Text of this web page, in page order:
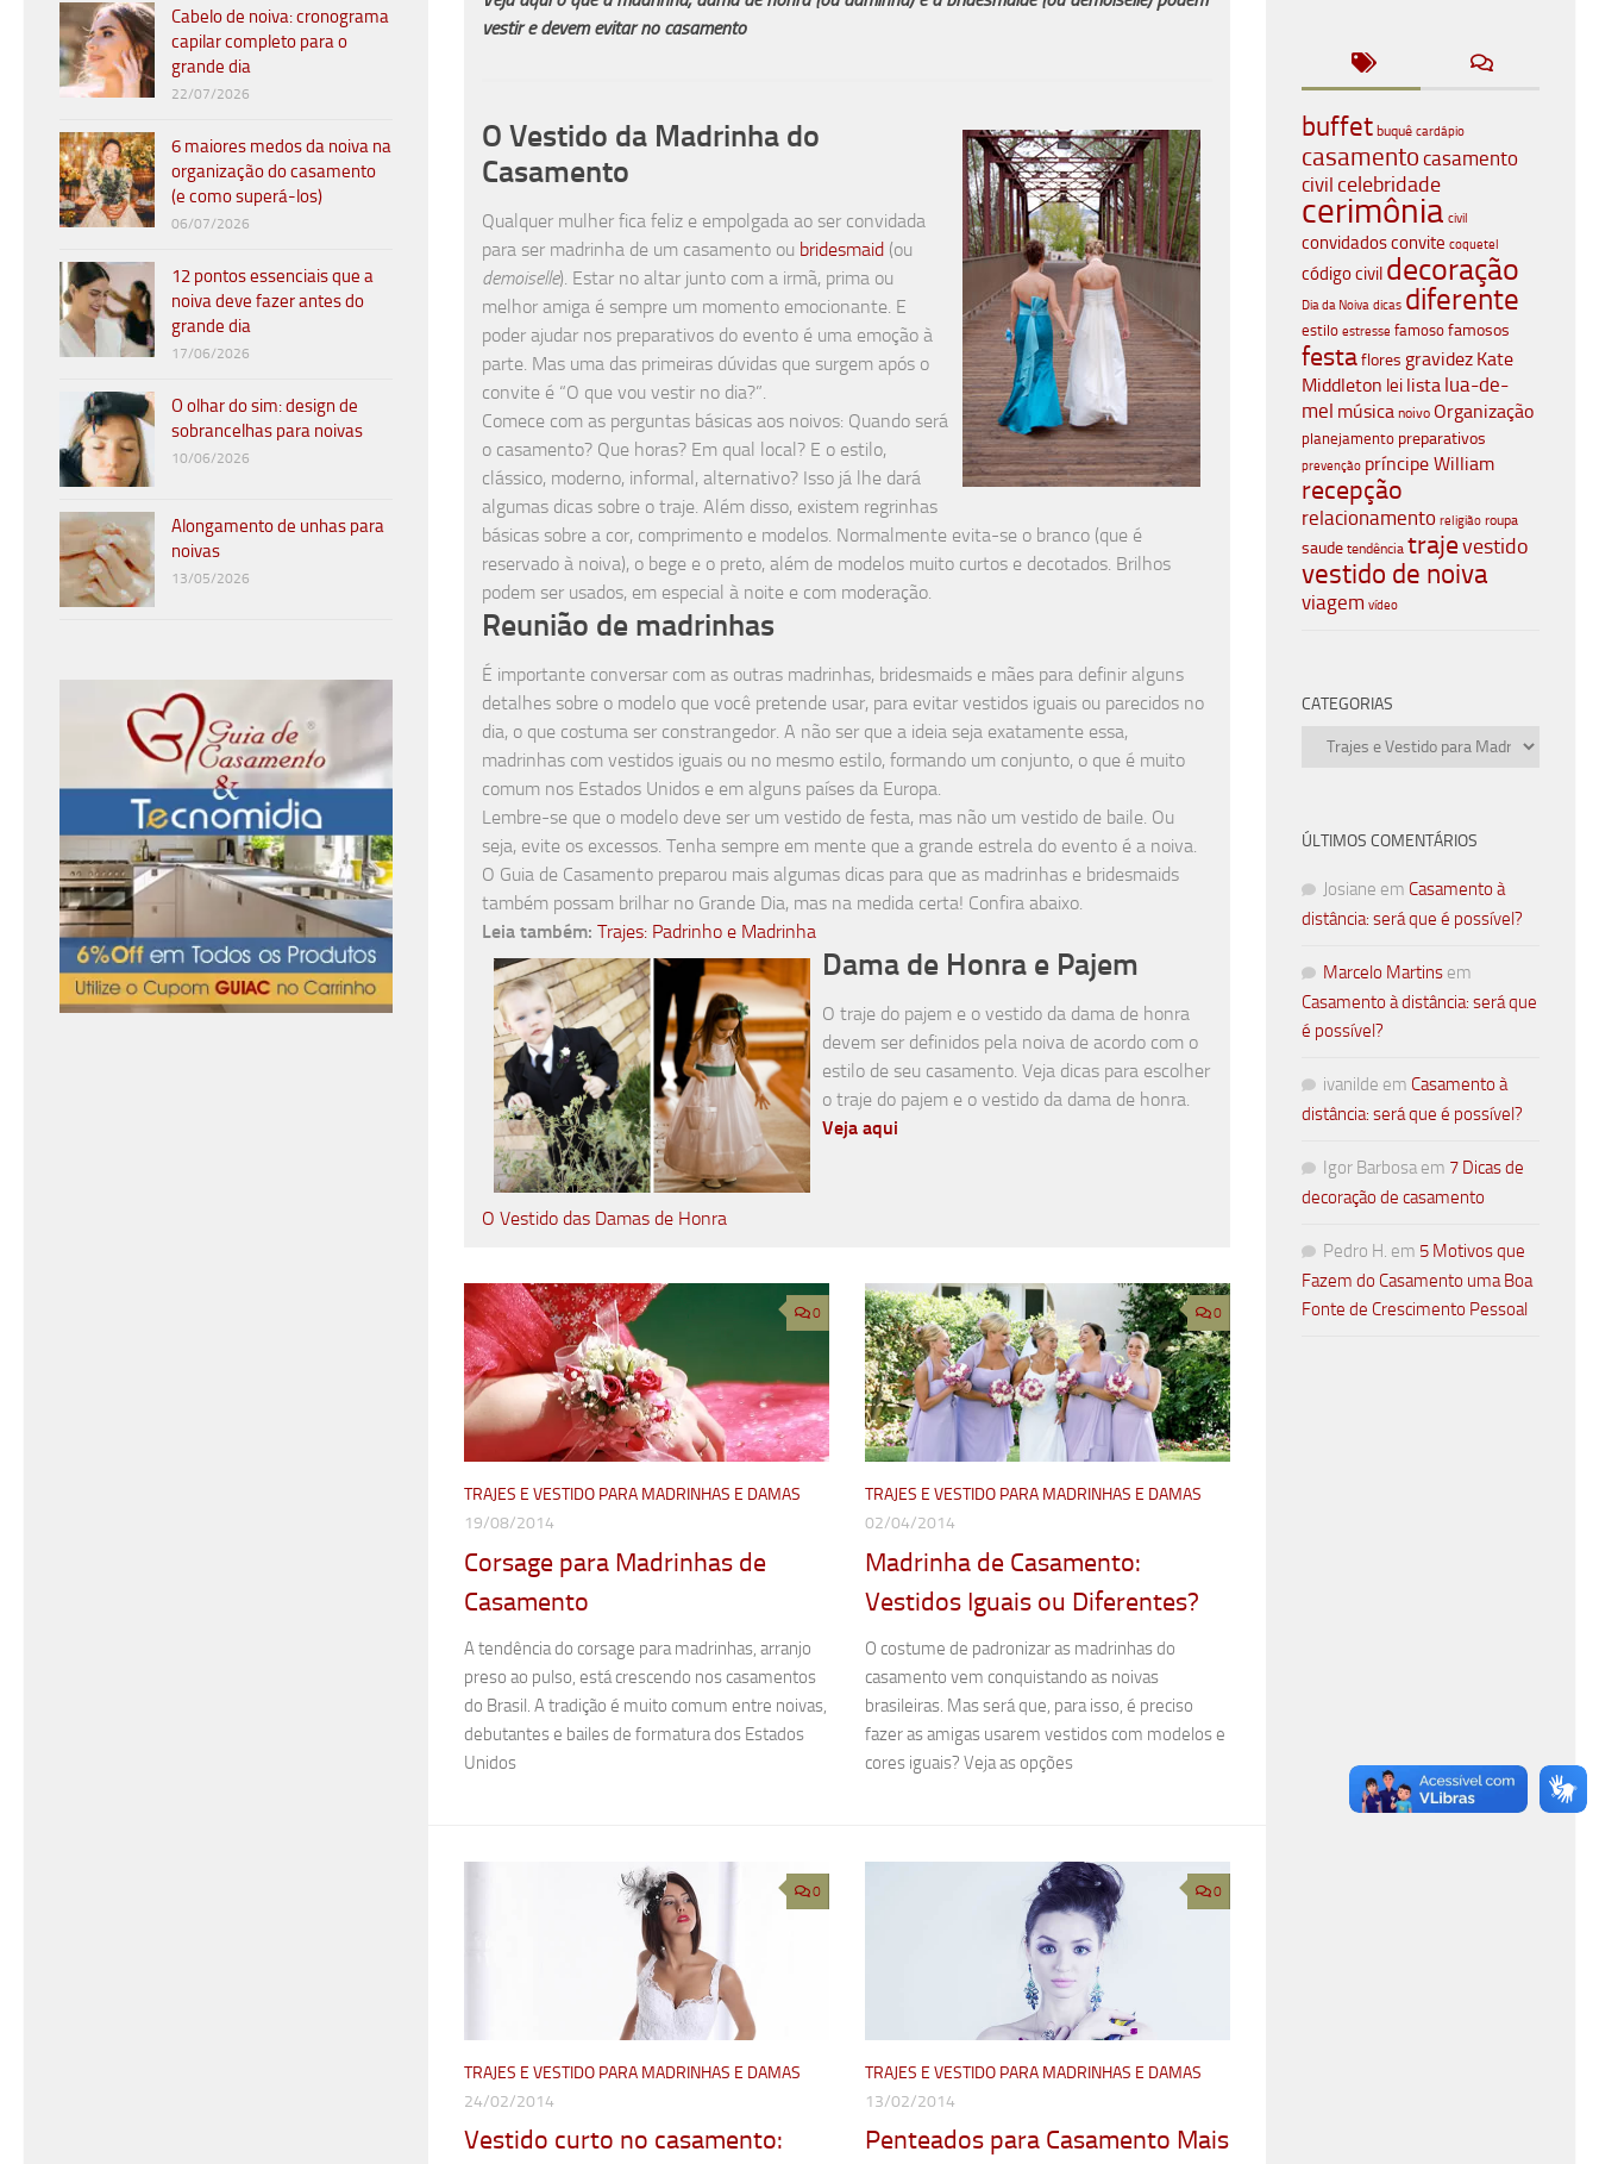
vestir e devem evitar no casamento
O Vestido da Madrinha do
Casamento
Qualquer mulher fica feliz e empolgada ao ser convidada
para ser madrinha de um casamento ou bridesmaid (ou
demoiselle). Estar no altar junto com a irmã, prima ou
melhor amiga é sempre um momento emocionante. E
poder ajudar nos preparativos do evento é uma emoção à
parte. Mas uma das primeiras dúvidas que surgem após o
convite é “O que vou vestir no dia?”.
Comece com as perguntas básicas aos noivos: Quando será
o casamento? Que horas? Em qual local? E o estilo,
clássico, moderno, informal, alternativo? Isso já lhe dará
algumas dicas sobre o traje. Além disso, existem regrinhas
básicas sobre a cor, comprimento e modelos. Normalmente evita-se o branco (que é
reservado à noiva), o bege e o preto, além de modelos muito curtos e decotados. Brilhos
podem ser usados, em especial à noite e com moderação.
Reunião de madrinhas
É importante conversar com as outras madrinhas, bridesmaids e mães para definir alguns
detalhes sobre o modelo que você pretende usar, para evitar vestidos iguais ou parecidos no
dia, o que costuma ser constrangedor. A não ser que a ideia seja exatamente essa,
madrinhas com vestidos iguais ou no mesmo estilo, formando um conjunto, o que é muito
comum nos Estados Unidos e em alguns países da Europa.
Lembre-se que o modelo deve ser um vestido de festa, mas não um vestido de baile. Ou
seja, evite os excessos. Tenha sempre em mente que a grande estrela do evento é a noiva.
O Guia de Casamento preparou mais algumas dicas para que as madrinhas e bridesmaids
também possam brilhar no Grande Dia, mas na medida certa! Confira abaixo.
Leia também: Trajes: Padrinho e Madrinha
Dama de Honra e Pajem
O traje do pajem e o vestido da dama de honra
devem ser definidos pela noiva de acordo com o
estilo de seu casamento. Veja dicas para escolher
o traje do pajem e o vestido da dama de honra.
Veja aqui
O Vestido das Damas de Honra
0
TRAJES E VESTIDO PARA MADRINHAS E DAMAS
19/08/2014
Corsage para Madrinhas de
Casamento
A tendência do corsage para madrinhas, arranjo
preso ao pulso, está crescendo nos casamentos
do Brasil. A tradição é muito comum entre noivas,
debutantes e bailes de formatura dos Estados
Unidos
0
TRAJES E VESTIDO PARA MADRINHAS E DAMAS
02/04/2014
Madrinha de Casamento:
Vestidos Iguais ou Diferentes?
O costume de padronizar as madrinhas do
casamento vem conquistando as noivas
brasileiras. Mas será que, para isso, é preciso
fazer as amigas usarem vestidos com modelos e
cores iguais? Veja as opções
0
TRAJES E VESTIDO PARA MADRINHAS E DAMAS
24/02/2014
Vestido curto no casamento:
0
TRAJES E VESTIDO PARA MADRINHAS E DAMAS
13/02/2014
Penteados para Casamento Mais
Cabelo de noiva: cronograma
capilar completo para o
grande dia
22/07/2026
6 maiores medos da noiva na
organização do casamento
(e como superá-los)
06/07/2026
12 pontos essenciais que a
noiva deve fazer antes do
grande dia
17/06/2026
O olhar do sim: design de
sobrancelhas para noivas
10/06/2026
Alongamento de unhas para
noivas
13/05/2026
buffet buquê cardápio
casamento casamento
civil celebridade
cerimônia civil
convidadosconvite coquetel
código civil decoração
Dia da Noiva dicas diferente
estilo estresse famoso famosos
festaflores gravidez Kate
Middleton lei lista lua-de-
mel música noivo Organização
planejamento preparativos
prevenção príncipe William
recepção
relacionamento religião roupa
saude tendência trajevestido
vestido de noiva
viagem vídeo
CATEGORIAS
Categorias
ÚLTIMOS COMENTÁRIOS
Josiane em Casamento à
distância: será que é possível?
Marcelo Martins em
Casamento à distância: será que
é possível?
ivanilde em Casamento à
distância: será que é possível?
Igor Barbosa em 7 Dicas de
decoração de casamento
Pedro H. em 5 Motivos que
Fazem do Casamento uma Boa
Fonte de Crescimento Pessoal